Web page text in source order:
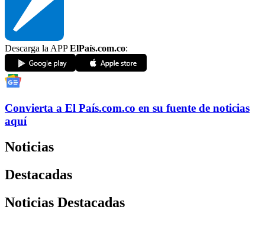
Descarga la APPElPaís.com.co:
Convierta a El País.com.co en su fuente de noticias
aquí
Noticias
Destacadas
Noticias Destacadas